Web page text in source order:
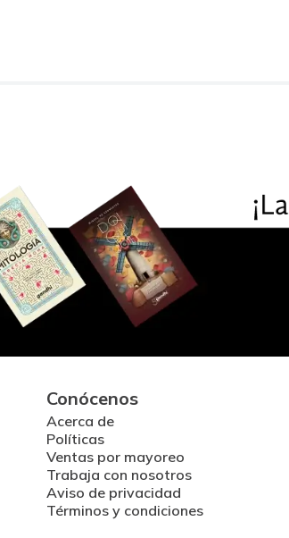
Conócenos
Acerca de
Políticas
Ventas por mayoreo
Trabaja con nosotros
Aviso de privacidad
Términos y condiciones